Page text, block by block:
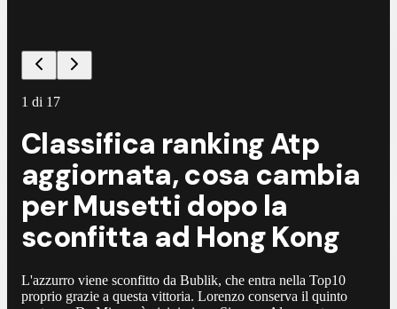
1 di 17
Classifica ranking Atp
aggiornata, cosa cambia
per Musetti dopo la
sconfitta ad Hong Kong
L'azzurro viene sconfitto da Bublik, che entra nella Top10
proprio grazie a questa vittoria. Lorenzo conserva il quinto